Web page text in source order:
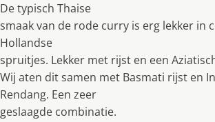
De typisch Thaise
smaak van de rode curry is erg lekker in
Hollandse
spruitjes. Lekker met rijst en een
Wij aten dit samen met Basmati rijst en
Rendang. Een zeer
geslaagde combinatie.